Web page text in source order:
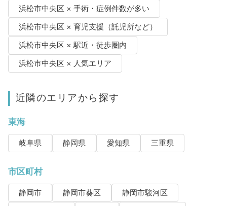
浜松市中央区 × 手術・症例件数が多い
浜松市中央区 × 育児支援（託児所など）
浜松市中央区 × 駅近・徒歩圏内
浜松市中央区 × 人気エリア
近隣のエリアから探す
東海
岐阜県 静岡県 愛知県 三重県
市区町村
静岡市 静岡市葵区
静岡市駿河区